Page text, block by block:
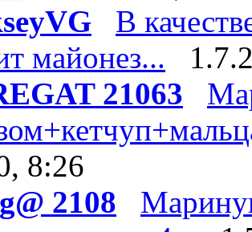
В
майонез...
21063
8:26
2108